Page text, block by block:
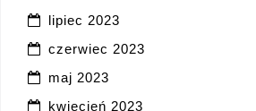
lipiec 2023
czerwiec 2023
maj 2023
kwiecień 2023